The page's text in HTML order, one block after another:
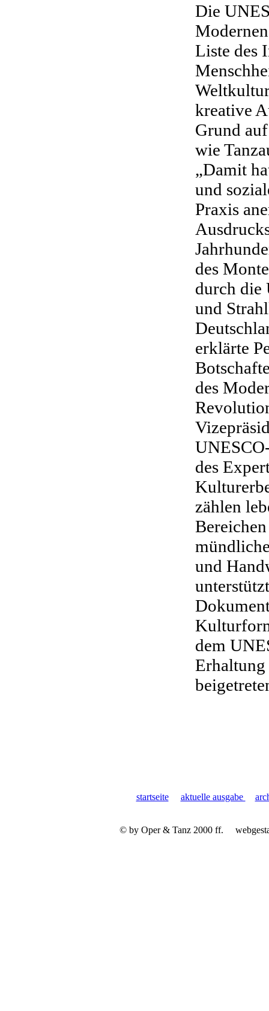
Die
Liste des
kreative
Grund
wie
„Damit
und
Praxis
des
durch die
und
erklärte
des
des
zählen
und
dem
startseite aktuelle ausgabe
© by Oper & Tanz 2000 ff.